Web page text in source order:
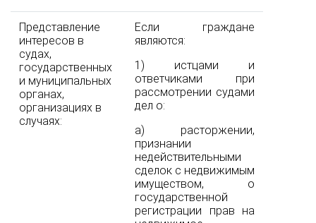
Представление
интересов в
судах,
государственных
и муниципальных
органах,
организациях в
случаях:
Если граждане
являются:
1) истцами и
ответчиками при
рассмотрении судами
дел о:
а) расторжении,
признании
недействительными
сделок с недвижимым
имуществом, о
государственной
регистрации прав на